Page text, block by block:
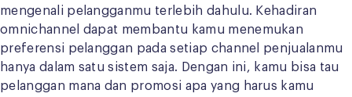
mengenali pelangganmu terlebih dahulu. Kehadiran
omnichannel dapat membantu kamu menemukan
preferensi pelanggan pada setiap channel penjualanmu
hanya dalam satu sistem saja. Dengan ini, kamu bisa tau
pelanggan mana dan promosi apa yang harus kamu